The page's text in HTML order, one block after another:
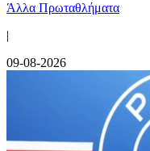
Άλλα Πρωταθλήματα
|
09-08-2026